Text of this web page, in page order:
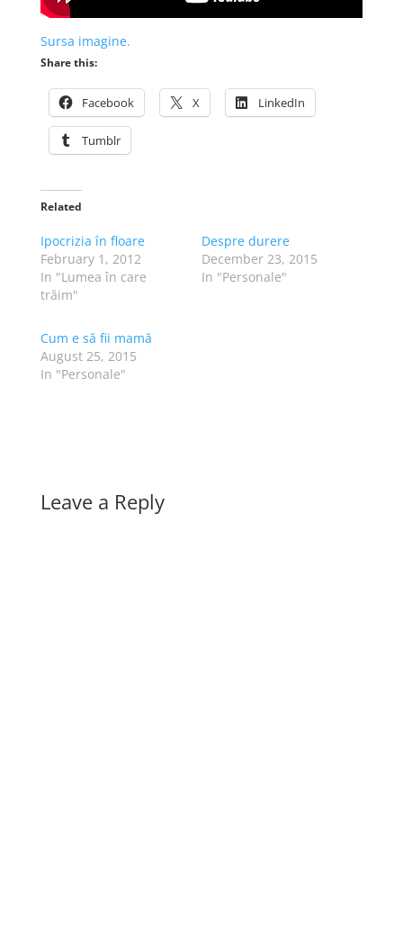
Sursa imagine.
Share this:
Facebook X LinkedIn
Tumblr
Related
Ipocrizia în floare
February 1, 2012
In "Lumea în care
trăim"
Despre durere
December 23, 2015
In "Personale"
Cum e să fii mamă
August 25, 2015
In "Personale"
Leave a Reply